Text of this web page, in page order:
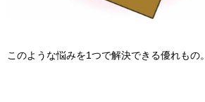
このような悩みを1つで解決できる優れもの。